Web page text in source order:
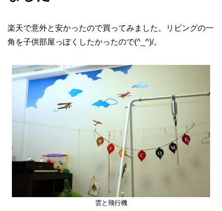
楽天で意外と安かったので買ってみました。リビングの一
角を子供部屋っぽくしたかったので(^_^)/。
雲と飛行機